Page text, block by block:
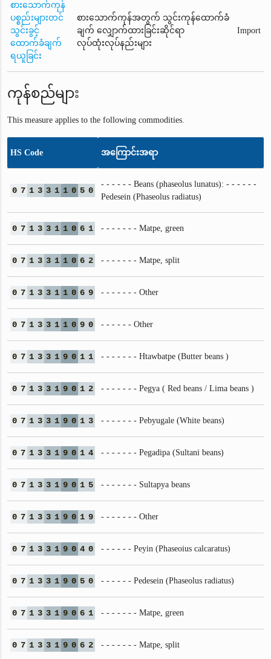
စားသောက်ကုန်
ပစ္စည်းများတင်
သွင်းခွင့်
ထောက်ခံချက်
ရယူခြင်း
စားသောက်ကုန်အတွက် သွင်းကုန်ထောက်ခံ
ချက် လျှောက်ထားခြင်းဆိုင်ရာ
လုပ်ထုံးလုပ်နည်းများ
Import
ကုန်စည်များ
This measure applies to the following commodities.
HS Code အကြောင်းအရာ
0 7 1 3 3 1 1 0 5 0
- - - - - - Beans (phaseolus lunatus): - - - - - -
Pedesein (Phaseolus radiatus)
0 7 1 3 3 1 1 0 6 1 - - - - - - - Matpe, green
0 7 1 3 3 1 1 0 6 2 - - - - - - - Matpe, split
0 7 1 3 3 1 1 0 6 9 - - - - - - - Other
0 7 1 3 3 1 1 0 9 0 - - - - - - Other
0 7 1 3 3 1 9 0 1 1 - - - - - - - Htawbatpe (Butter beans )
0 7 1 3 3 1 9 0 1 2 - - - - - - - Pegya ( Red beans / Lima beans )
0 7 1 3 3 1 9 0 1 3 - - - - - - - Pebyugale (White beans)
0 7 1 3 3 1 9 0 1 4 - - - - - - - Pegadipa (Sultani beans)
0 7 1 3 3 1 9 0 1 5 - - - - - - - Sultapya beans
0 7 1 3 3 1 9 0 1 9 - - - - - - - Other
0 7 1 3 3 1 9 0 4 0 - - - - - - Peyin (Phaseoius calcaratus)
0 7 1 3 3 1 9 0 5 0 - - - - - - Pedesein (Phaseolus radiatus)
0 7 1 3 3 1 9 0 6 1 - - - - - - - Matpe, green
0 7 1 3 3 1 9 0 6 2 - - - - - - - Matpe, split